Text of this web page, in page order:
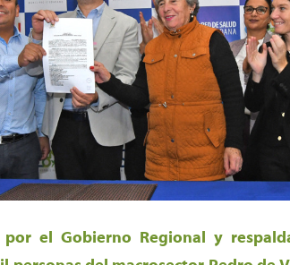
el Gobierno Regional y